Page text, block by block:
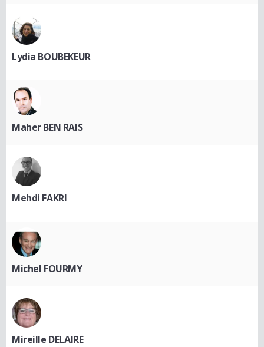
Lydia BOUBEKEUR
Maher BEN RAIS
Mehdi FAKRI
Michel FOURMY
Mireille DELAIRE